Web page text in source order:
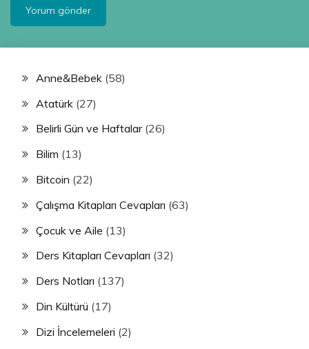
Anne&Bebek (58)
Atatürk (27)
Belirli Gün ve Haftalar(26)
Bilim (13)
Bitcoin (22)
Çalışma Kitapları Cevapları (63)
Çocuk ve Aile (13)
Ders Kitapları Cevapları (32)
Ders Notları (137)
Din Kültürü (17)
Dizi İncelemeleri (2)